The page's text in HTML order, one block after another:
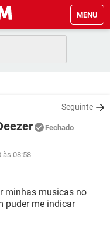
MENU
Seguinte
Fechado
às 08:58
minhas musicas no
puder me indicar